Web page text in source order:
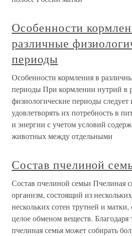
Особенности
различные
периоды
Особенности кормления в
периоды При кормлении нутрий в
физиологические периоды
удовлетворять их потребность в
и энергии с учетом условий
животных между отдельными
Состав пчелиной
Состав пчелиной семьи Пчелиная
организм, состоящий из
нескольких сотен трутней и
целое обменом веществ. Благодаря
пчелиная семья может собирать